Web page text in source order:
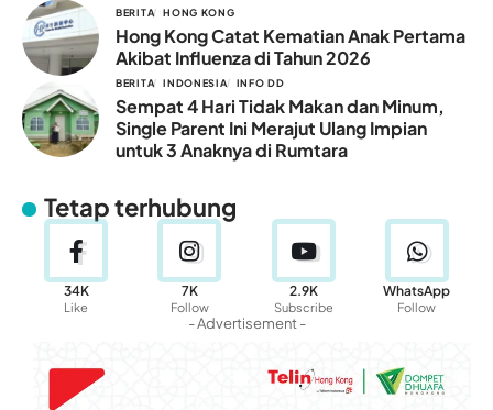
BERITA HONG KONG
Hong Kong Catat Kematian Anak Pertama
Akibat Influenza di Tahun 2026
BERITA INDONESIA INFO DD
Sempat 4 Hari Tidak Makan dan Minum,
Single Parent Ini Merajut Ulang Impian
untuk 3 Anaknya di Rumtara
Tetap terhubung
34K
Like
7K
Follow
2.9K
Subscribe
WhatsApp
Follow
- Advertisement -